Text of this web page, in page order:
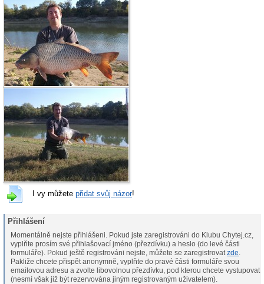
I vy můžete přidat svůj názor!
Přihlášení
Momentálně nejste přihlášeni. Pokud jste zaregistrováni do Klubu Chytej.cz,
vyplňte prosím své přihlašovací jméno (přezdívku) a heslo (do levé části
formuláře). Pokud ještě registrováni nejste, můžete se zaregistrovatzde
Pakliže chcete přispět anonymně, vyplňte do pravé části formuláře svou
emailovou adresu a zvolte libovolnou přezdívku, pod kterou chcete vystupovat
(nesmí však již být rezervována jiným registrovaným uživatelem).